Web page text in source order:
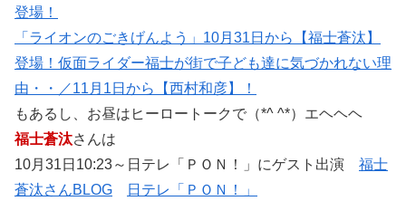
登場！
「ライオンのごきげんよう」10月31日から【福士蒼汰】
登場！仮面ライダー福士が街で子ども達に気づかれない理
由・・／11月1日から【西村和彦】！
もあるし、お昼はヒーロートークで（*^ ^*）エヘヘヘ
福士蒼汰さんは
10月31日10:23～日テレ「ＰＯＮ！」にゲスト出演 福士
蒼汰さんBLOG
日テレ「ＰＯＮ！」